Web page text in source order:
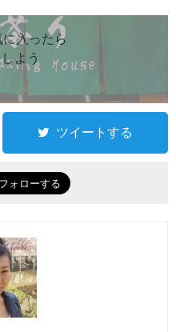
入ったら
よう
ツイートする